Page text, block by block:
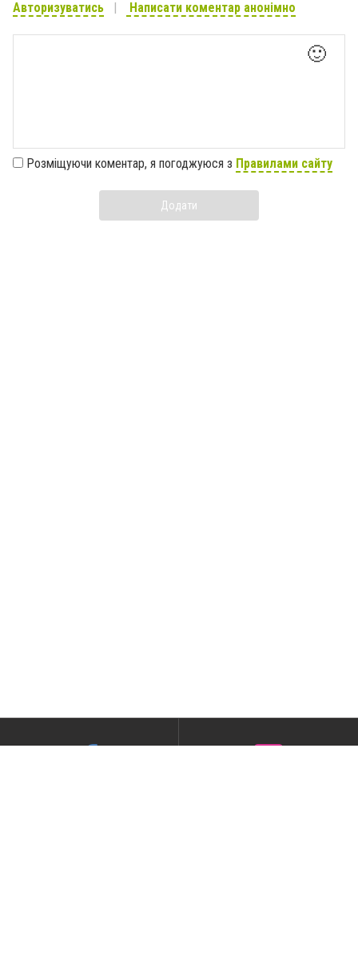
Авторизуватись Написати коментар анонімно
🙂
Розміщуючи коментар, я погоджуюся з Правилами сайту
Додати